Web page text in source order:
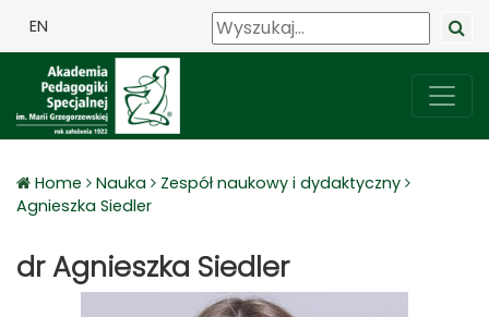
EN
Home Nauka
Zespół naukowy i dydaktyczny
Agnieszka Siedler
dr Agnieszka Siedler